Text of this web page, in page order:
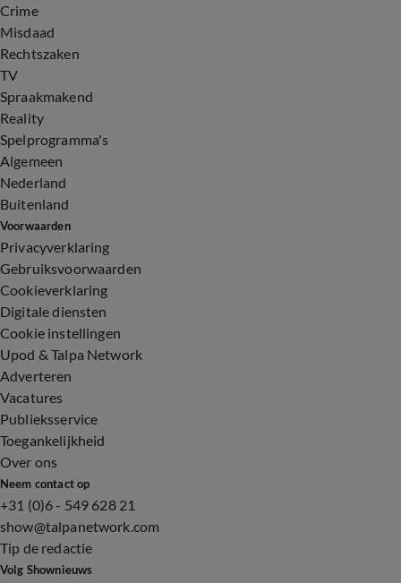
Crime
Misdaad
Rechtszaken
TV
Spraakmakend
Reality
Spelprogramma's
Algemeen
Nederland
Buitenland
Voorwaarden
Privacyverklaring
Gebruiksvoorwaarden
Cookieverklaring
Digitale diensten
Cookie instellingen
Upod & Talpa Network
Adverteren
Vacatures
Publieksservice
Toegankelijkheid
Over ons
Neem contact op
+31 (0)6 - 549 628 21
show@talpanetwork.com
Tip de redactie
Volg Shownieuws